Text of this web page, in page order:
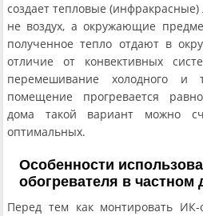
создает тепловые
не воздух, а окружающие
полученное тепло отдают в
отличие от конвективных
перемешивание холодного и
помещение прогревается
дома такой вариант можно
оптимальных.
Особенности
обогревателя в частном
Перед тем как монтировать ИК-